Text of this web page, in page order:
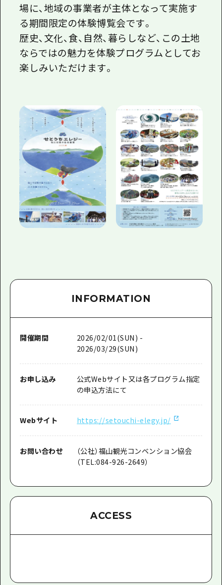
場に、地域の事業者が主体となって実施す
る期間限定の体験博覧会です。
歴史、文化、食、自然、暮らしなど、この土地
ならではの魅力を体験プログラムとしてお
楽しみいただけます。
INFORMATION
開催期間
2026/02/01(SUN) -
2026/03/29(SUN)
お申し込み
公式Webサイト又は各プログラム指定
の申込方法にて
Webサイト https://setouchi-elegy.jp/
お問い合わせ
（公社）福山観光コンベンション協会
（TEL:084-926-2649）
ACCESS